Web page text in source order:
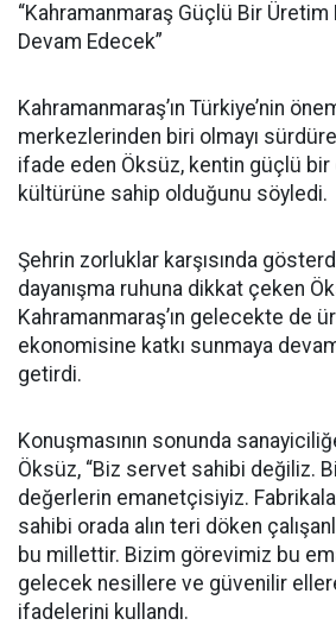
“Kahramanmaraş Güçlü Bir
Devam Edecek”
Kahramanmaraş’ın Türkiye’nin
merkezlerinden biri olmayı
ifade eden Öksüz, kentin güçlü bir
kültürüne sahip olduğunu söyledi.
Şehrin zorluklar karşısında
dayanışma ruhuna dikkat çeken
Kahramanmaraş’ın gelecekte de
ekonomisine katkı sunmaya
getirdi.
Konuşmasının sonunda
Öksüz, “Biz servet sahibi değiliz.
değerlerin emanetçisiyiz.
sahibi orada alın teri döken
bu millettir. Bizim görevimiz bu
gelecek nesillere ve güvenilir
ifadelerini kullandı.